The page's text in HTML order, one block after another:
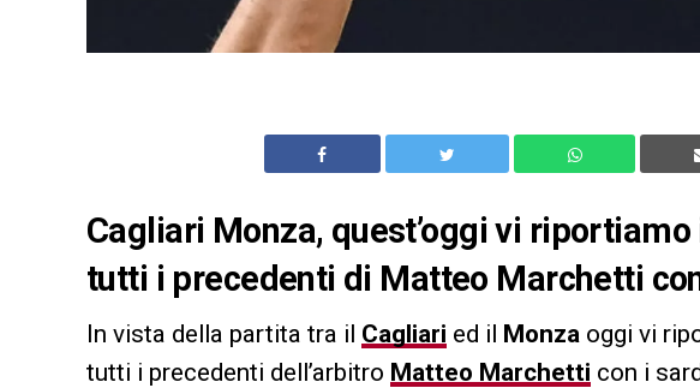
Cagliari Monza, quest’oggi vi
tutti i precedenti di Matteo Marchetti
In vista della partita tra il Cagliari ed il Monza oggi vi
tutti i precedenti dell’arbitro Matteo Marchetti con i